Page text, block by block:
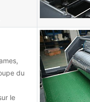
du
le